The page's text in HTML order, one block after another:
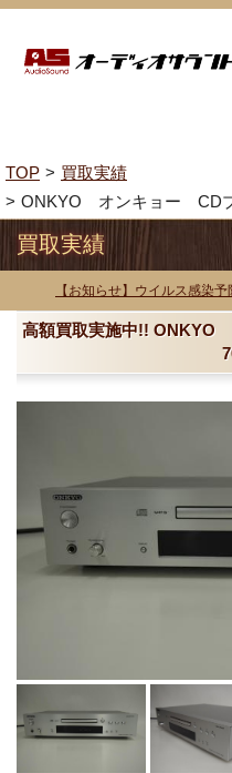
TOP
買取実績
ONKYO オンキョー CD
買取実績
【お知らせ】ウイルス感染
高額買取実施中!!